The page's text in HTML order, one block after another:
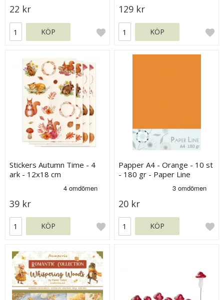
22 kr
KÖP
129 kr
KÖP
Stickers Autumn Time - 4
ark - 12x18 cm
39 kr
KÖP
Papper A4 - Orange - 10 st
- 180 gr - Paper Line
20 kr
KÖP